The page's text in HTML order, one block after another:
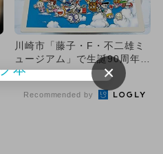
川崎市「藤子・F・不二雄ミ
ュージアム」で生誕90周年記
念原画展 第3期スタート
Recommended by
×